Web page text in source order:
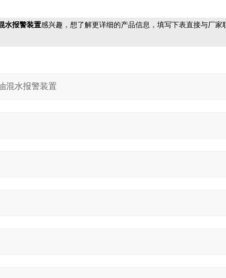
水报警装置感兴趣，想了解更详细的产品信息，填写下表直接与厂家